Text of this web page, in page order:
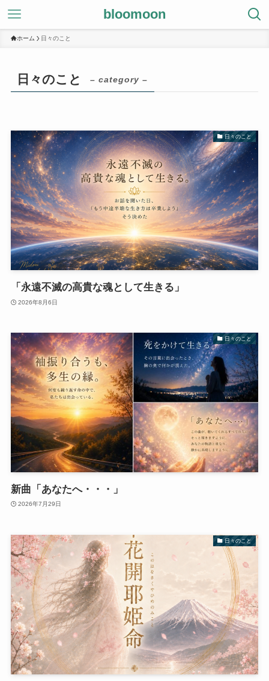
bloomoon
ホーム 日々のこと
日々のこと – category –
日々のこと
「永遠不滅の高貴な魂として生きる」
2026年8月6日
日々のこと
新曲「あなたへ・・・」
2026年7月29日
日々のこと